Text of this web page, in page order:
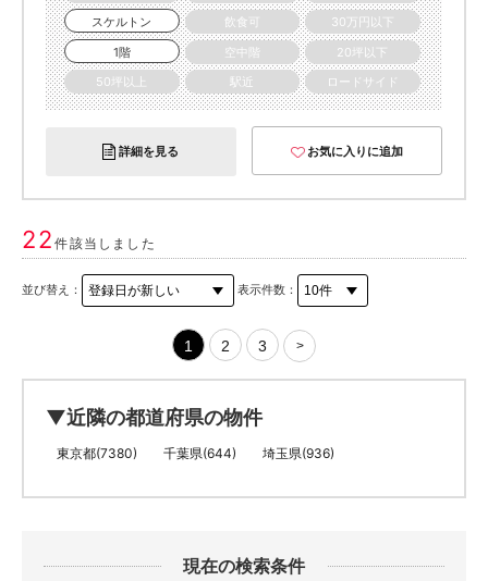
スケルトン
飲食可
30万円以下
1階
空中階
20坪以下
50坪以上
駅近 ロードサイド
詳細を見る お気に入りに追加
22件該当しました
並び替え： 表示件数：
1 2 3 >
▼近隣の都道府県の物件
東京都(7380) 千葉県(644) 埼玉県(936)
現在の検索条件